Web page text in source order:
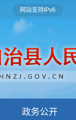
网站支持IPv6
政务公开